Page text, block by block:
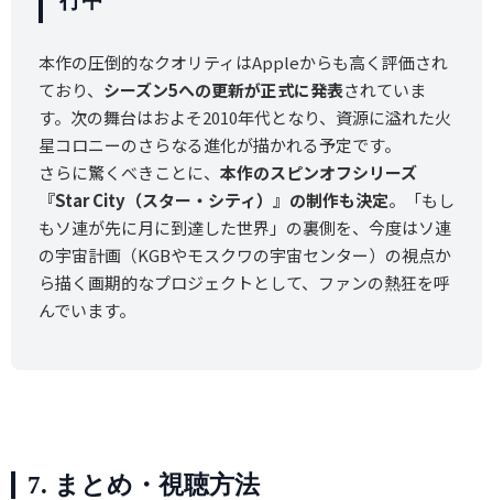
本作の圧倒的なクオリティはAppleからも高く評価され
ており、 シーズン5への更新が正式に発表されていま
す。次の舞台はおよそ2010年代となり、資源に溢れた火
星コロニーのさらなる進化が描かれる予定です。
さらに驚くべきことに、 本作のスピンオフシリーズ
『Star City（スター・シティ）』の制作も決定。「もし
もソ連が先に月に到達した世界」の裏側を、今度はソ連
の宇宙計画（KGBやモスクワの宇宙センター）の視点か
ら描く画期的なプロジェクトとして、ファンの熱狂を呼
んでいます。
7. まとめ・視聴方法